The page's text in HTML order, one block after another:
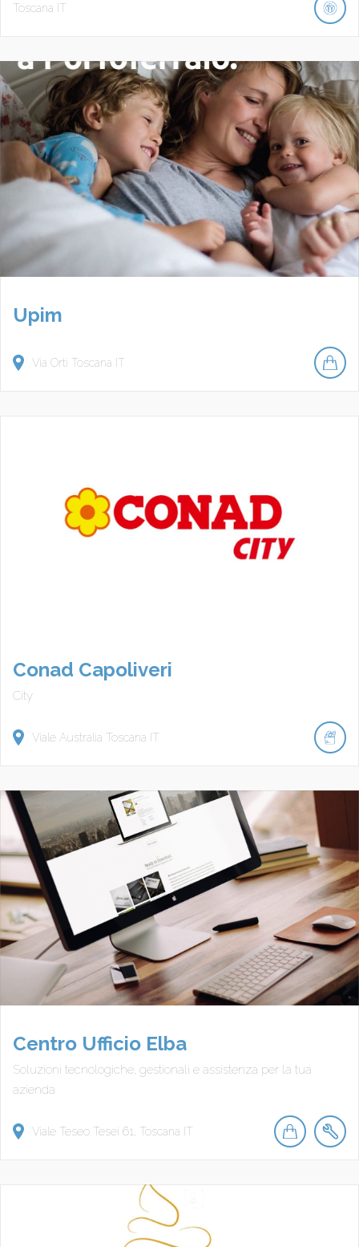
Toscana IT
Upim
Via Orti Toscana IT
Conad Capoliveri
City
Viale Australia Toscana IT
Centro Ufficio Elba
Soluzioni tecnologiche, gestionali e assistenza per la tua
azienda
Viale Teseo Tesei 61 Toscana IT